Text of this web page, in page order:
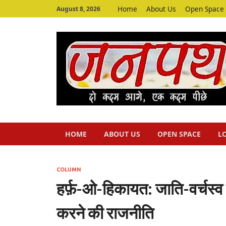
August 8, 2026 Home About Us Open Space
HOME ABOUT US OPEN SPACE
COLUMN
हर्फ़-ओ-हिकायत: जाति-
करने की राजनीति